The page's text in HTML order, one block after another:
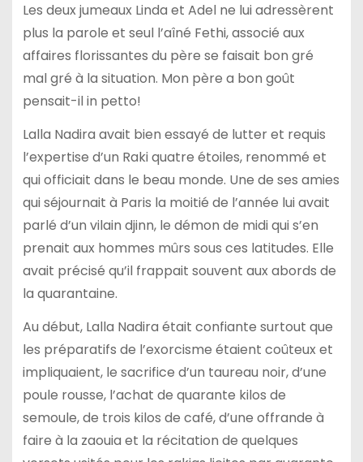
Les deux jumeaux Linda et Adel ne lui adressèrent
plus la parole et seul l’aîné Fethi, associé aux
affaires florissantes du père se faisait bon gré
mal gré à la situation. Mon père a bon goût
pensait-il in petto!
Lalla Nadira avait bien essayé de lutter et requis
l’expertise d’un Raki quatre étoiles, renommé et
qui officiait dans le beau monde. Une de ses amies
qui séjournait à Paris la moitié de l’année lui avait
parlé d’un vilain djinn, le démon de midi qui s’en
prenait aux hommes mûrs sous ces latitudes. Elle
avait précisé qu’il frappait souvent aux abords de
la quarantaine.
Au début, Lalla Nadira était confiante surtout que
les préparatifs de l’exorcisme étaient coûteux et
impliquaient, le sacrifice d’un taureau noir, d’une
poule rousse, l’achat de quarante kilos de
semoule, de trois kilos de café, d’une offrande à
faire à la zaouia et la récitation de quelques